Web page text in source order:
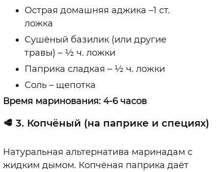
Острая домашняя аджика –1 ст.
ложка
Сушёный базилик (или другие
травы) – ½ ч. ложки
Паприка сладкая – ½ ч. ложки
Соль – щепотка
Время маринования: 4-6 часов
🥩 3. Копчёный (на паприке и специях)
Натуральная альтернатива маринадам с
жидким дымом. Копчёная паприка даёт